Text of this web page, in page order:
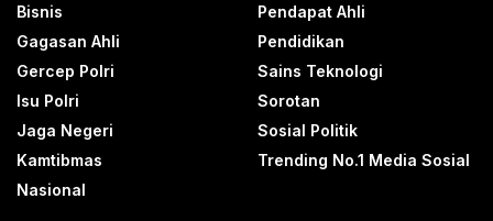
Bisnis
Gagasan Ahli
Gercep Polri
Isu Polri
Jaga Negeri
Kamtibmas
Nasional
Pendapat Ahli
Pendidikan
Sains Teknologi
Sorotan
Sosial Politik
Trending No.1 Media Sosial